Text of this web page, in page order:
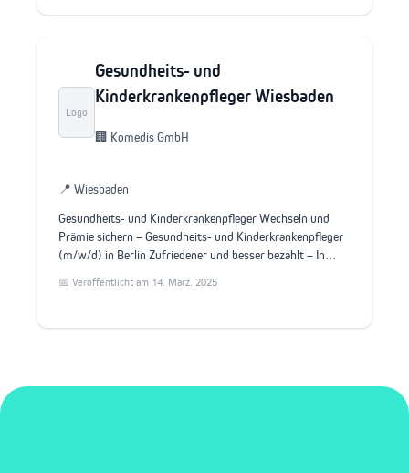
Logo
Gesundheits- und
Kinderkrankenpfleger Wiesbaden
🏢 Komedis GmbH
📍 Wiesbaden
Gesundheits- und Kinderkrankenpfleger Wechseln und
Prämie sichern – Gesundheits- und Kinderkrankenpfleger
(m/w/d) in Berlin Zufriedener und besser bezahlt – In…
📅 Veröffentlicht am 14. März. 2025